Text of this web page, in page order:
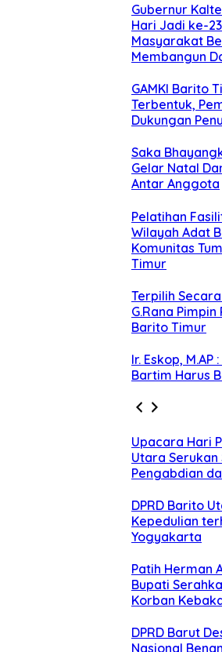
Gubernur
Hari Jadi ke-
Masyarakat
Membangun
GAMKI Barito
Terbentuk,
Dukungan
Saka
Gelar Natal
Antar Anggota
Pelatihan
Wilayah Adat
Komunitas
Timur
Terpilih
G.Rana
Barito Timur
Ir. Eskop,
Bartim Harus
Upacara Hari
Utara
Pengabdian
DPRD Barito
Kepedulian
Yogyakarta
Patih Herman
Bupati
Korban
DPRD Barut
Nasional